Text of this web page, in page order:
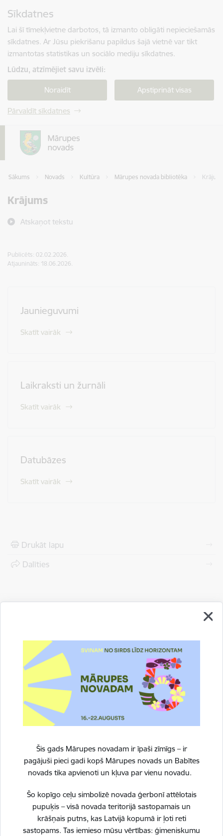
Sīkdatnes
Lai šī tīmekļvietne darbotos, tā izmanto obligāti nepieciešamās
sīkdatnes. Ar Jūsu piekrišanu papildus šajā vietnē var tikt
izmantotas statistikas un sociālo mediju sīkdatnes.
Lūdzu, atzīmējiet savu izvēli:
Noraidīt Apstiprināt visas
Pārvaldīt sīkdatnes
Sākums Novads Kultūra Mārupes novada bibliotēka
Krājums
Atskaņot tekstu
Šis gads Mārupes novadam ir īpaši zīmīgs – ir
pagājuši pieci gadi kopš Mārupes novads un Babītes
novads tika apvienoti un kļuva par vienu novadu.
Šo kopīgo ceļu simbolizē novada ģerbonī attēlotais
pupuķis – visā novada teritorijā sastopamais un
krāšņais putns, kas Latvijā kopumā ir ļoti reti
sastopams. Tas iemieso mūsu vērtības: ģimeniskumu
Publicēts: 02.02.2026.
Atjaunināts: 18.06.2026.
Jaunieguvumi
Skatīt vairāk
Laikraksti un žurnāli
Skatīt vairāk
Datubāzes
Skatīt vairāk
Drukāt lapu
Dalīties
Sniegt atsauksmi
Esi pirmais, kurš uzzina!